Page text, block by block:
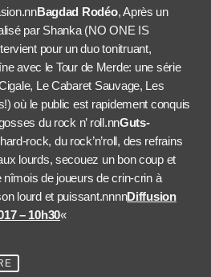
Bagdad Rodéo, Après un
par Shanka (NO ONE IS
pour un duo tonitruant,
avec le Tour de Merde: une série
Le Cabaret Sauvage, Les
où le public est rapidement conquis
du rock n’ roll.nnGuts-
rock, du rock’n’roll, des refrains
lourds, secouez un bon coup et
de joueurs de crin-crin à
lourd et puissant.nnnnDiffusion
– 10h30«